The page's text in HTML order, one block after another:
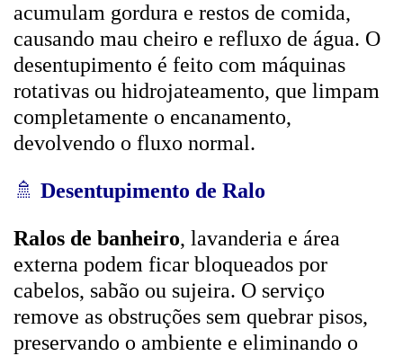
acumulam gordura e restos de comida,
causando mau cheiro e refluxo de água. O
desentupimento é feito com máquinas
rotativas ou hidrojateamento, que limpam
completamente o encanamento,
devolvendo o fluxo normal.
🚿 Desentupimento de Ralo
Ralos de banheiro, lavanderia e área
externa podem ficar bloqueados por
cabelos, sabão ou sujeira. O serviço
remove as obstruções sem quebrar pisos,
preservando o ambiente e eliminando o